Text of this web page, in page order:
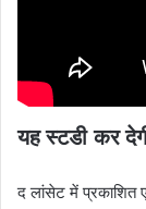
यह स्टडी कर
द लांसेट में प्रकाशित